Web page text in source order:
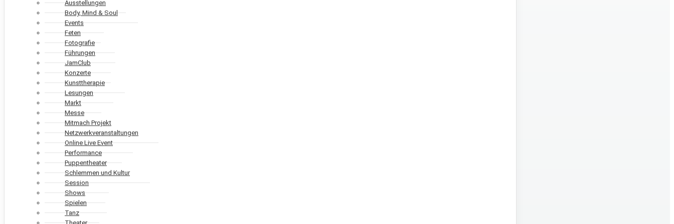
Ausstellungen
Body, Mind & Soul
Events
Feten
Fotografie
Führungen
JamClub
Konzerte
Kunsttherapie
Lesungen
Markt
Messe
Mitmach Projekt
Netzwerkveranstaltungen
Online Live Event
Performance
Puppentheater
Schlemmen und Kultur
Session
Shows
Spielen
Tanz